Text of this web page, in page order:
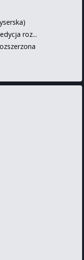
roz...